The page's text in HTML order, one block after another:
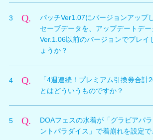
が不足している場合、ラッピング対
示されません。「ザックマネー」
券」を必要分だけ所持しているかど
い。
3 Q.
パッチVer1.07にバージョンアップ
セーブデータを、アップデートデ
Ver.1.06以前のバージョンでプレイ
ょうか？
ンで使用した場合の動作は保証で
最悪のケースにおいてアップデート
■不具合例
・追加された水着の消失
4 Q.
「4週連続！プレミアム引換券合計
とはどういうものですか？
ページの「プレミアム引換券」カテ
期間内に両ハードで1度だけプレミ
5 Q.
DOAフェスの水着が「グラビアパ
ントパラダイス」で着崩れを設定で